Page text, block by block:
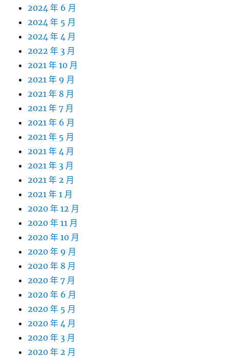
2024 年 6 月
2024 年 5 月
2024 年 4 月
2022 年 3 月
2021 年 10 月
2021 年 9 月
2021 年 8 月
2021 年 7 月
2021 年 6 月
2021 年 5 月
2021 年 4 月
2021 年 3 月
2021 年 2 月
2021 年 1 月
2020 年 12 月
2020 年 11 月
2020 年 10 月
2020 年 9 月
2020 年 8 月
2020 年 7 月
2020 年 6 月
2020 年 5 月
2020 年 4 月
2020 年 3 月
2020 年 2 月